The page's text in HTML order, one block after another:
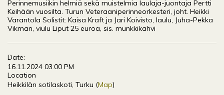
Perinnemusiikin helmiä sekä muistelmia laulaja-juontaja Pertti
Keihään vuosilta. Turun Veteraaniperinneorkesteri, joht. Heikki
Varantola Solistit: Kaisa Kraft ja Jari Koivisto, laulu, Juha-Pekka
Vikman, viulu Liput 25 euroa, sis. munkkikahvi
Date:
16.11.2024 03:00 PM
Location
Heikkilän sotilaskoti, Turku (Map)